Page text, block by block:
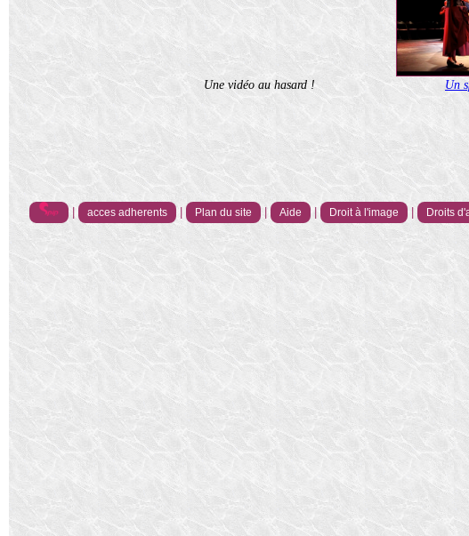
Une vidéo au hasard ! Un
| acces adherents | Plan du site | Aide | Droit à l'image | Droits